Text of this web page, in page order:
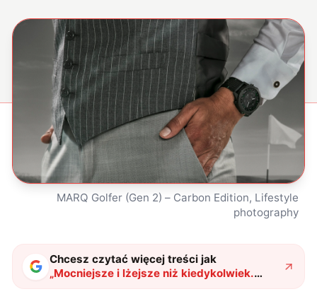
MARQ Golfer (Gen 2) – Carbon Edition, Lifestyle
photography
Chcesz czytać więcej treści jak
„Mocniejsze i lżejsze niż kiedykolwiek.
Garmin przedstawia kolekcję MARQ